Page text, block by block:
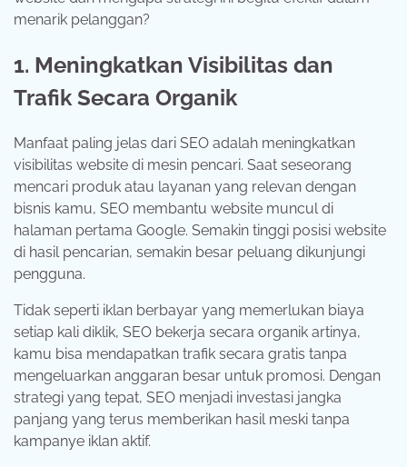
menarik pelanggan?
1. Meningkatkan Visibilitas dan
Trafik Secara Organik
Manfaat paling jelas dari SEO adalah meningkatkan
visibilitas website di mesin pencari. Saat seseorang
mencari produk atau layanan yang relevan dengan
bisnis kamu, SEO membantu website muncul di
halaman pertama Google. Semakin tinggi posisi website
di hasil pencarian, semakin besar peluang dikunjungi
pengguna.
Tidak seperti iklan berbayar yang memerlukan biaya
setiap kali diklik, SEO bekerja secara organik artinya,
kamu bisa mendapatkan trafik secara gratis tanpa
mengeluarkan anggaran besar untuk promosi. Dengan
strategi yang tepat, SEO menjadi investasi jangka
panjang yang terus memberikan hasil meski tanpa
kampanye iklan aktif.